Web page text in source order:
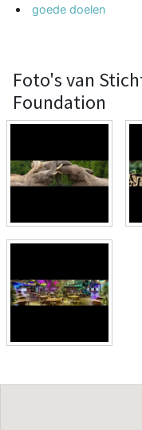
goede doelen
Foto's van
Foundation